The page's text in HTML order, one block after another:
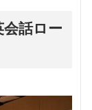
話ロー